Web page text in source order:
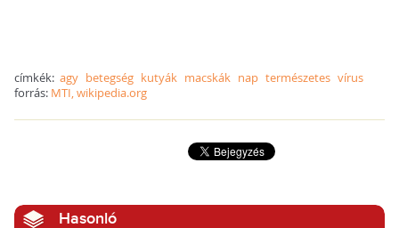
címkék: agy betegség kutyák macskák nap természetes vírus
forrás: MTI, wikipedia.org
Hasonló